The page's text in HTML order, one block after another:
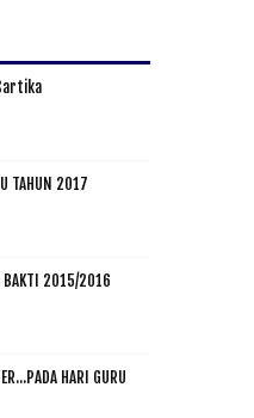
TAHUN 2017
BAKTI 2015/2016
HARI GURU